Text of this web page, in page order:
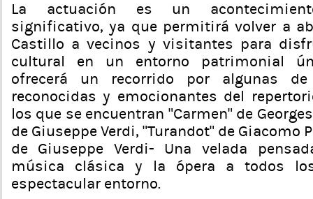
La actuación es un
significativo, ya que permitirá volver a
Castillo a vecinos y visitantes para
cultural en un entorno patrimonial
ofrecerá un recorrido por algunas
reconocidas y emocionantes del
los que se encuentran “Carmen” de
de Giuseppe Verdi, “Turandot” de Giacomo
de Giuseppe Verdi- Una velada
música clásica y la ópera a todos
espectacular entorno.